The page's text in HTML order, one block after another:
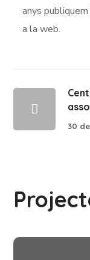
anys
a la web.
30